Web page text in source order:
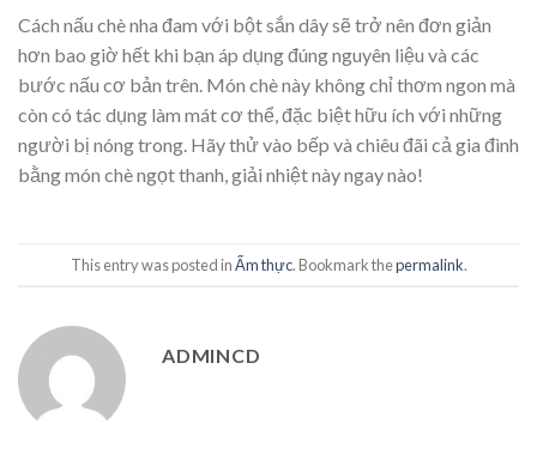
Cách nấu chè nha đam với bột sắn dây sẽ trở nên đơn giản
hơn bao giờ hết khi bạn áp dụng đúng nguyên liệu và các
bước nấu cơ bản trên. Món chè này không chỉ thơm ngon mà
còn có tác dụng làm mát cơ thể, đặc biệt hữu ích với những
người bị nóng trong. Hãy thử vào bếp và chiêu đãi cả gia đình
bằng món chè ngọt thanh, giải nhiệt này ngay nào!
This entry was posted inẨm thực. Bookmark thepermalink.
ADMINCD